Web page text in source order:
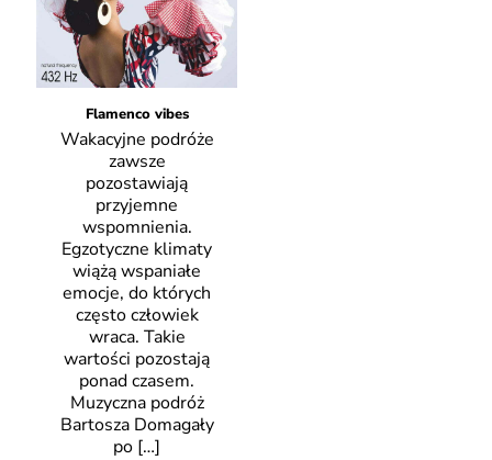
Flamenco vibes
Wakacyjne podróże
zawsze
pozostawiają
przyjemne
wspomnienia.
Egzotyczne klimaty
wiążą wspaniałe
emocje, do których
często człowiek
wraca. Takie
wartości pozostają
ponad czasem.
Muzyczna podróż
Bartosza Domagały
po […]